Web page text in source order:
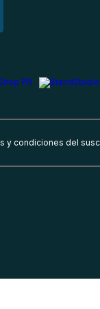
y condiciones del